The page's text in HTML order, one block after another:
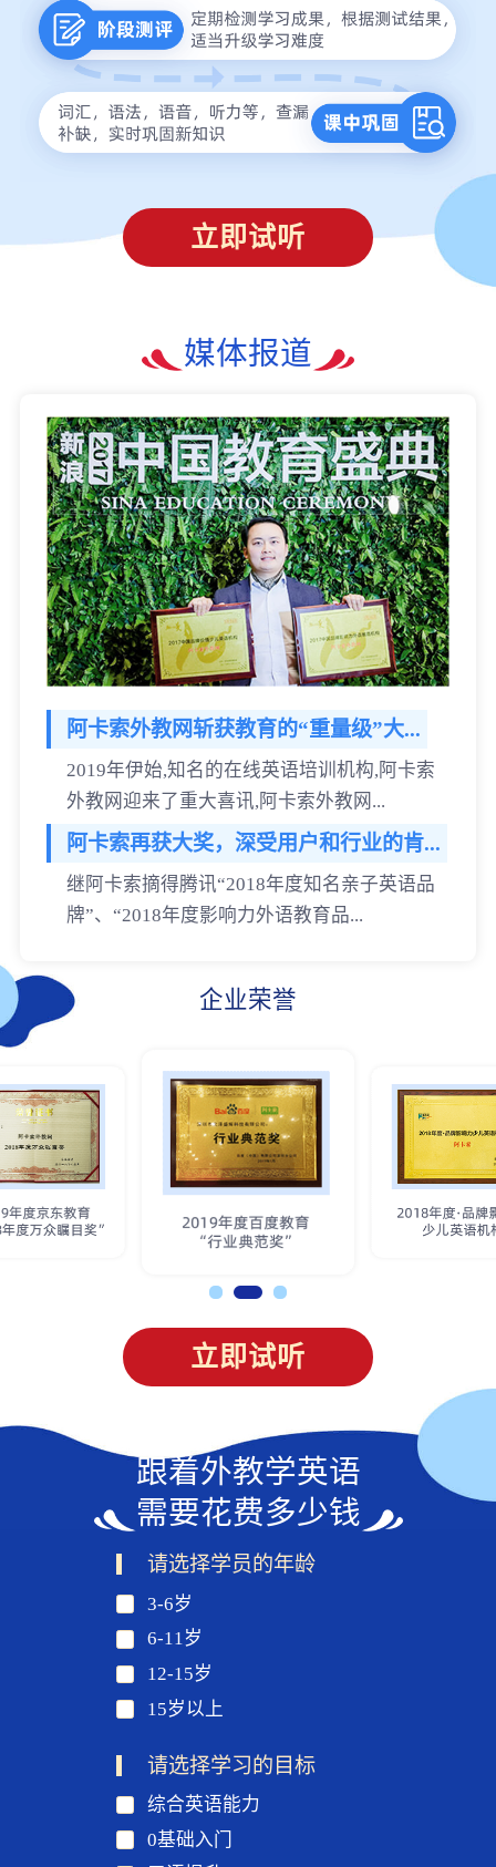
立即试听
媒体报道
阿卡索外教网斩获教育的“重量级”大...
2019年伊始,知名的在线英语培训机构,阿卡索
外教网迎来了重大喜讯,阿卡索外教网...
阿卡索再获大奖，深受用户和行业的肯...
继阿卡索摘得腾讯“2018年度知名亲子英语品
牌”、“2018年度影响力外语教育品...
企业荣誉
立即试听
跟着外教学英语
需要花费多少钱
请选择学员的年龄
3-6岁
6-11岁
12-15岁
15岁以上
请选择学习的目标
综合英语能力
0基础入门